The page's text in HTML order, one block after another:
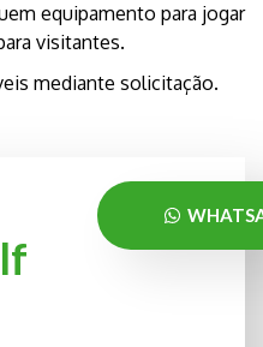
equipamento para jogar
visitantes.
mediante solicitação.